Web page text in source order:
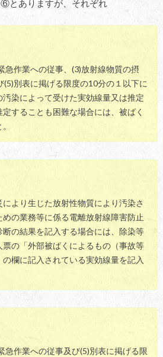
とありますが、それぞれ
作業への従事、(3)放射線物質の摂
(5)別表に掲げる限度の10分の１以下に
染によって受けた実効線量又は推定
することも困難な場合には、被ばく
より生じた放射性物質により汚染さ
の業務等に係る電離放射線障害防止
の結果を記入する場合には、除染等
の「外部被ばくによるもの（事故等
欄に記入されている実効線量を記入
作業への従事及び(5)別表に掲げる限